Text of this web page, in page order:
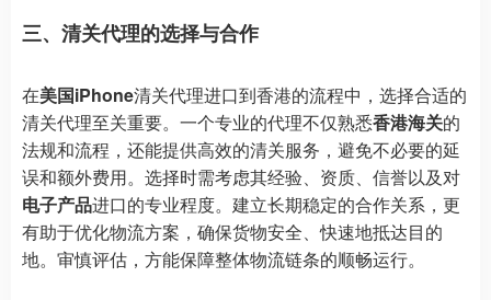
三、清关代理的选择与合作
在美国iPhone清关代理进口到香港的流程中，选择合适的
清关代理至关重要。一个专业的代理不仅熟悉香港海关的
法规和流程，还能提供高效的清关服务，避免不必要的延
误和额外费用。选择时需考虑其经验、资质、信誉以及对
电子产品进口的专业程度。建立长期稳定的合作关系，更
有助于优化物流方案，确保货物安全、快速地抵达目的
地。审慎评估，方能保障整体物流链条的顺畅运行。